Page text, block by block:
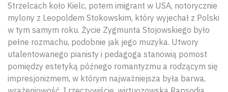
Strzelcach koło Kielc, potem imigrant w USA, notorycznie
mylony z Leopoldem Stokowskim, który wyjechał z Polski
w tym samym roku. Życie Zygmunta Stojowskiego było
pełne rozmachu, podobnie jak jego muzyka. Utwory
utalentowanego pianisty i pedagoga stanowią pomost
pomiędzy estetyką późnego romantyzmu a rodzącym się
impresjonizmem, w którym najważniejsza była barwa,